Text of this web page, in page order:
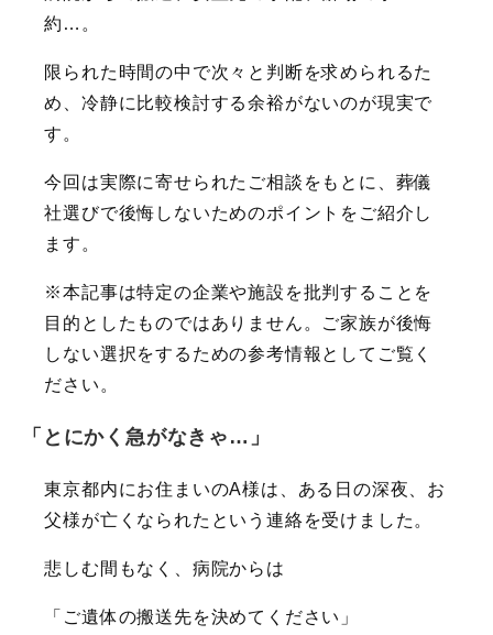
約…。
限られた時間の中で次々と判断を求められるた
め、冷静に比較検討する余裕がないのが現実で
す。
今回は実際に寄せられたご相談をもとに、葬儀
社選びで後悔しないためのポイントをご紹介し
ます。
※本記事は特定の企業や施設を批判することを
目的としたものではありません。ご家族が後悔
しない選択をするための参考情報としてご覧く
ださい。
「とにかく急がなきゃ…」
東京都内にお住まいのA様は、ある日の深夜、お
父様が亡くなられたという連絡を受けました。
悲しむ間もなく、病院からは
「ご遺体の搬送先を決めてください」